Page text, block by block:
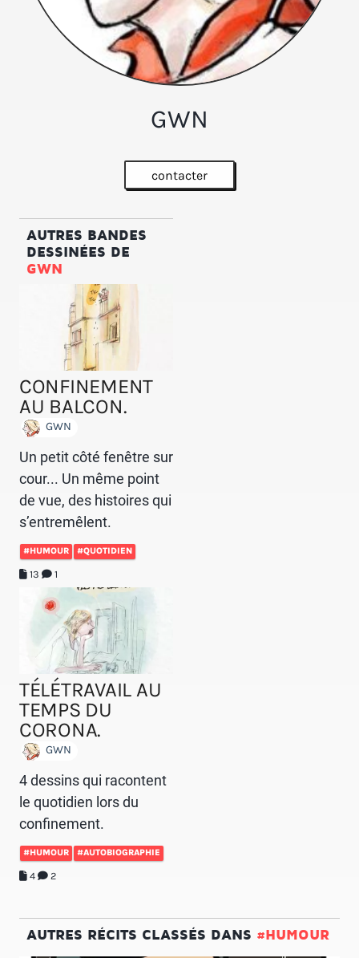
GWN
contacter
AUTRES BANDES
DESSINÉES DE
GWN
CONFINEMENT
AU BALCON.
GWN
Un petit côté fenêtre sur
cour... Un même point
de vue, des histoires qui
s’entremêlent.
#HUMOUR #QUOTIDIEN
13 1
TÉLÉTRAVAIL AU
TEMPS DU
CORONA.
GWN
4 dessins qui racontent
le quotidien lors du
confinement.
#HUMOUR #AUTOBIOGRAPHIE
4 2
AUTRES RÉCITS CLASSÉS DANS #HUMOUR